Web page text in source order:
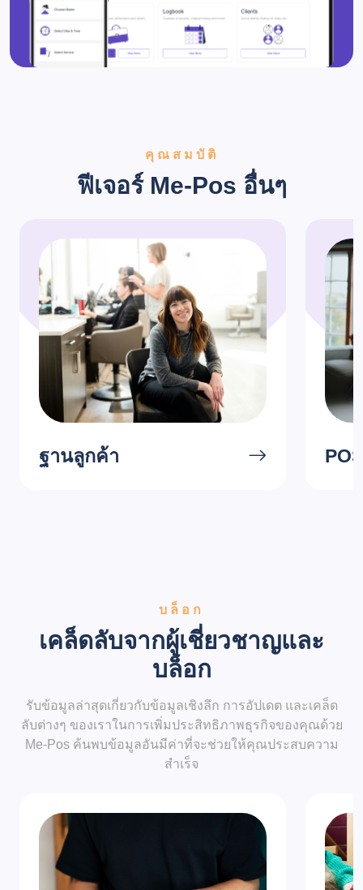
คุณสมบัติ
ฟีเจอร์ Me-Pos อื่นๆ
ฐานลูกค้า
บล็อก
เคล็ดลับจากผู้เชี่ยวชาญและ
บล็อก
รับข้อมูลล่าสุดเกี่ยวกับข้อมูลเชิงลึก การอัปเดต และเคล็ด
ลับต่างๆ ของเราในการเพิ่มประสิทธิภาพธุรกิจของคุณด้วย
Me-Pos ค้นพบข้อมูลอันมีค่าที่จะช่วยให้คุณประสบความ
สำเร็จ